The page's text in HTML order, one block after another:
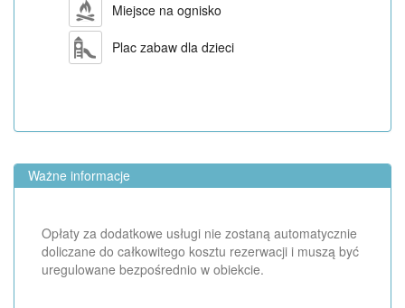
Miejsce na ognisko
Plac zabaw dla dzieci
Ważne informacje
Opłaty za dodatkowe usługi nie zostaną automatycznie
doliczane do całkowitego kosztu rezerwacji i muszą być
uregulowane bezpośrednio w obiekcie.